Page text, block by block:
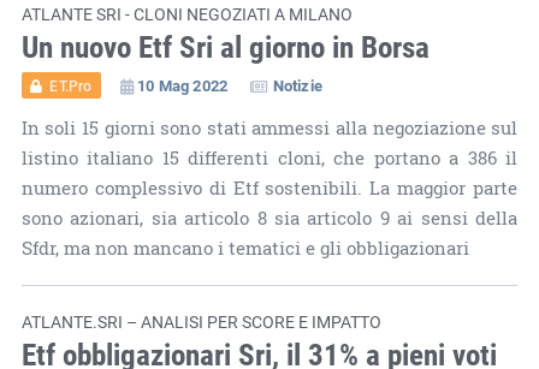
ATLANTE SRI - CLONI NEGOZIATI A MILANO
Un nuovo Etf Sri al giorno in Borsa
ET.Pro 10 Mag 2022 Notizie
In soli 15 giorni sono stati ammessi alla negoziazione sul
listino italiano 15 differenti cloni, che portano a 386 il
numero complessivo di Etf sostenibili. La maggior parte
sono azionari, sia articolo 8 sia articolo 9 ai sensi della
Sfdr, ma non mancano i tematici e gli obbligazionari
ATLANTE.SRI – ANALISI PER SCORE E IMPATTO
Etf obbligazionari Sri, il 31% a pieni voti